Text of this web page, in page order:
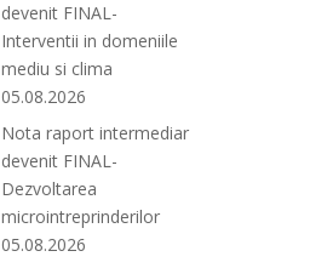
devenit FINAL-
Interventii in domeniile
mediu si clima
05.08.2026
Nota raport intermediar
devenit FINAL-
Dezvoltarea
microintreprinderilor
05.08.2026